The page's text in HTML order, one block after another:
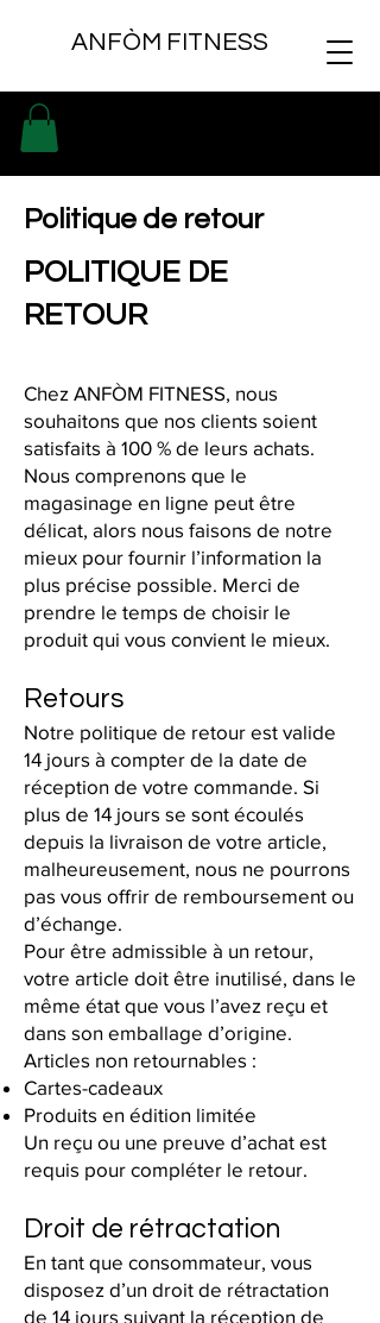
ANFÒM FITNESS
Politique de retour
POLITIQUE DE
RETOUR
Chez ANFÒM FITNESS, nous
souhaitons que nos clients soient
satisfaits à 100 % de leurs achats.
Nous comprenons que le
magasinage en ligne peut être
délicat, alors nous faisons de notre
mieux pour fournir l’information la
plus précise possible. Merci de
prendre le temps de choisir le
produit qui vous convient le mieux.
Retours
Notre politique de retour est valide
14 jours à compter de la date de
réception de votre commande. Si
plus de 14 jours se sont écoulés
depuis la livraison de votre article,
malheureusement, nous ne pourrons
pas vous offrir de remboursement ou
d’échange.
Pour être admissible à un retour,
votre article doit être inutilisé, dans le
même état que vous l’avez reçu et
dans son emballage d’origine.
Articles non retournables :
Cartes-cadeaux
Produits en édition limitée
Un reçu ou une preuve d’achat est
requis pour compléter le retour.
Droit de rétractation
En tant que consommateur, vous
disposez d’un droit de rétractation
de 14 jours suivant la réception de